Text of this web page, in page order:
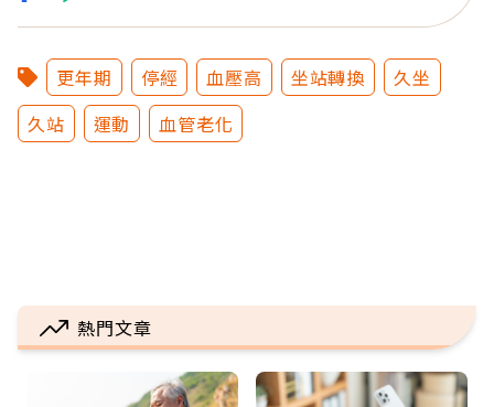
更年期 停經 血壓高 坐站轉換
久坐
久站
運動 血管老化
熱門文章